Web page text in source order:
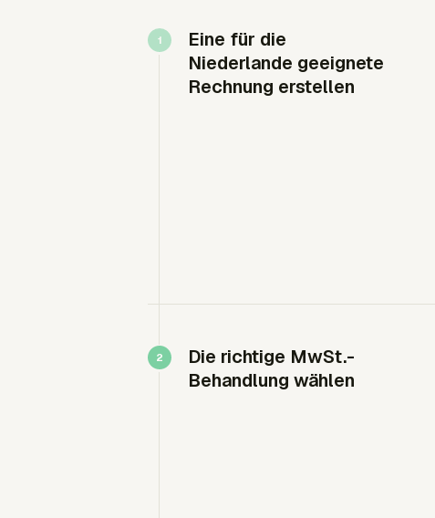
Eine für die
Niederlande geeignete
Rechnung erstellen
Die richtige MwSt.-
Behandlung wählen